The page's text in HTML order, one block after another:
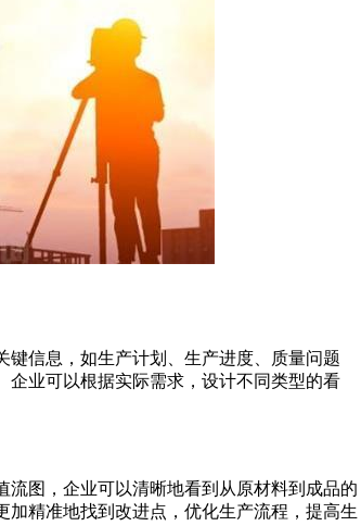
信息，如生产计划、生产进度、质量问题
企业可以根据实际需求，设计不同类型的看
图，企业可以清晰地看到从原材料到成品的
精准地找到改进点，优化生产流程，提高生